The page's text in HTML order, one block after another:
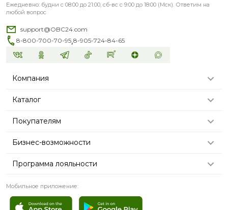
Ежедневно: будни с 08:00 до 21:00, сб-вс с 9:00 до 18:00 (Мск). Ответим на
любой вопрос
support@OBC24.com
8-800-700-70-95,8-905-724-84-65
Компания
Каталог
Покупателям
Бизнес-возможности
Программа лояльности
Мобильное приложение: